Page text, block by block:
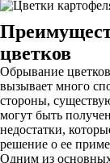
цветков
Обрывание
вызывает много
стороны,
могут быть
недостатки,
решение о ее
Одним из